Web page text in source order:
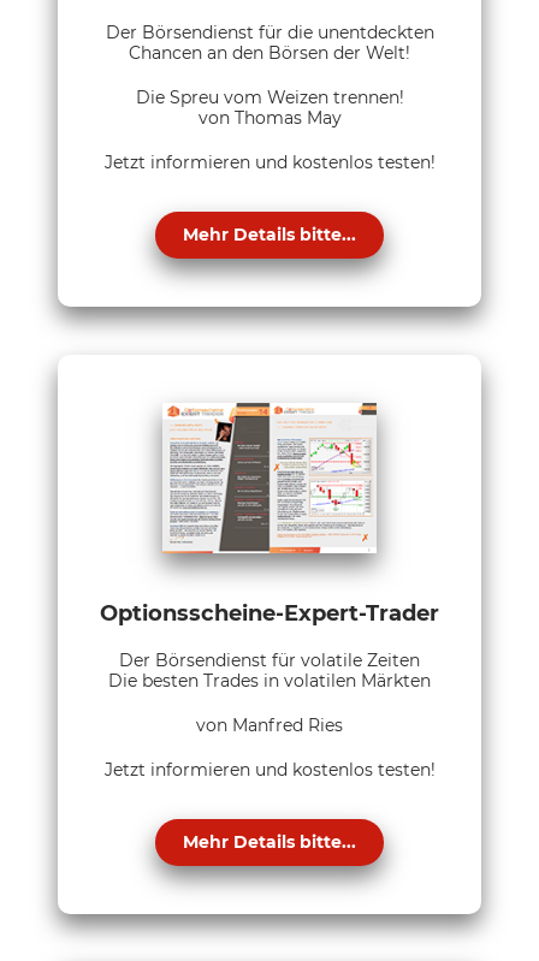
Der Börsendienst für die unentdeckten
Chancen an den Börsen der Welt!
Die Spreu vom Weizen trennen!
von Thomas May
Jetzt informieren und kostenlos testen!
Mehr Details bitte...
Optionsscheine-Expert-Trader
Der Börsendienst für volatile Zeiten
Die besten Trades in volatilen Märkten
von Manfred Ries
Jetzt informieren und kostenlos testen!
Mehr Details bitte...